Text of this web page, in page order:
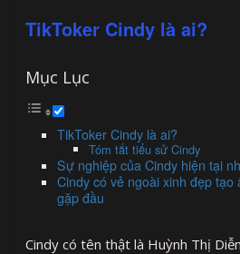
TikToker Cindy là ai?
Mục Lục
TikToker Cindy là ai?
Tóm tắt tiểu sử Cindy
Sự nghiệp của Cindy hiện tại
Cindy có vẻ ngoài xinh đẹp
gặp đầu
Cindy có tên thật là Huỳnh Thị